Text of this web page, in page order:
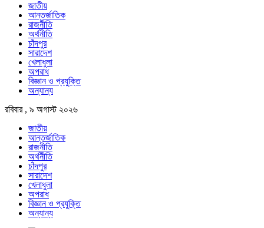
জাতীয়
আন্তর্জাতিক
রাজনীতি
অর্থনীতি
চাঁদপুর
সারাদেশ
খেলাধুলা
অপরাধ
বিজ্ঞান ও প্রযুক্তি
অন্যান্য
রবিবার , ৯ অগাস্ট ২০২৬
জাতীয়
আন্তর্জাতিক
রাজনীতি
অর্থনীতি
চাঁদপুর
সারাদেশ
খেলাধুলা
অপরাধ
বিজ্ঞান ও প্রযুক্তি
অন্যান্য